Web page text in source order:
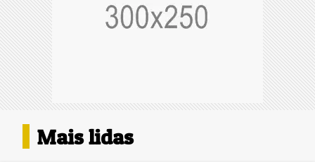
Mais lidas